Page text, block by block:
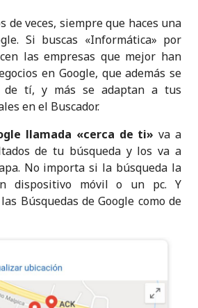
de veces, siempre que haces una
Si buscas «Informática» por
las empresas que mejor han
en Google, que además se
de tí, y más se adaptan a tus
en el Buscador.
llamada «cerca de ti» va a
de tu búsqueda y los va a
No importa si la búsqueda la
dispositivo móvil o un pc. Y
Búsquedas de Google como de